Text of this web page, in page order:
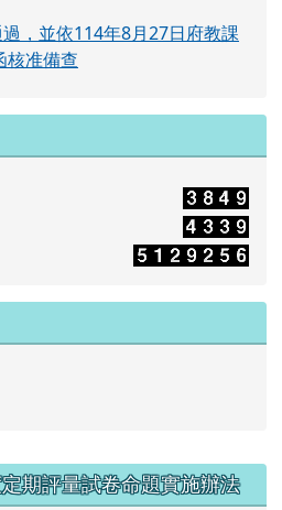
，並依114年8月27日府教課
核准備查
期評量試卷命題實施辦法